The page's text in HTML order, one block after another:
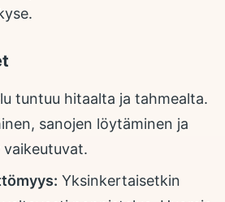
tuntuu hitaalta ja tahmealta.
sanojen löytäminen ja
Yksinkertaisetkin